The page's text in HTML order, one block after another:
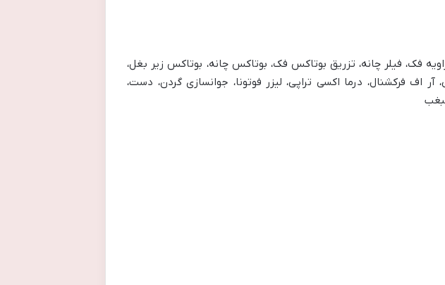
فک، فیلر چانه، تزریق بوتاکس فک، بوتاکس چانه، بوتاکس زیر بغل،
اف فرکشنال، درما اکسی تراپی، لیزر فوتونا، جوانسازی گردن، دست،